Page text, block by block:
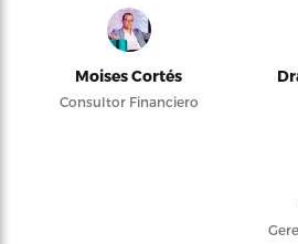
Moises Cortés
Consultor Financiero